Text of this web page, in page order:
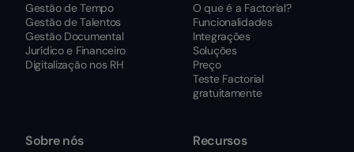
Gestão de Tempo
Gestão de Talentos
Gestão Documental
Jurídico e Financeiro
Digitalização nos RH
O que é a Factorial?
Funcionalidades
Integrações
Soluções
Preço
Teste Factorial
gratuitamente
Sobre nós Recursos